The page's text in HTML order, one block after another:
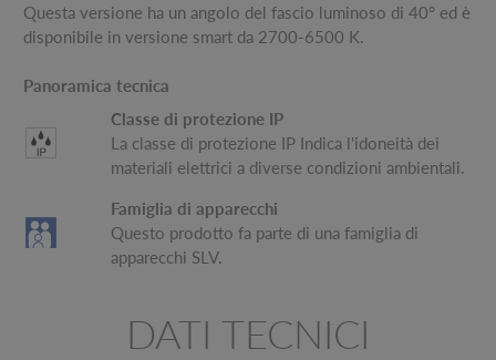
Questa versione ha un angolo del fascio luminoso di 40° ed è
disponibile in versione smart da 2700-6500 K.
Panoramica tecnica
Classe di protezione IP
La classe di protezione IP Indica l'idoneità dei
materiali elettrici a diverse condizioni ambientali.
Famiglia di apparecchi
Questo prodotto fa parte di una famiglia di
apparecchi SLV.
DATI TECNICI